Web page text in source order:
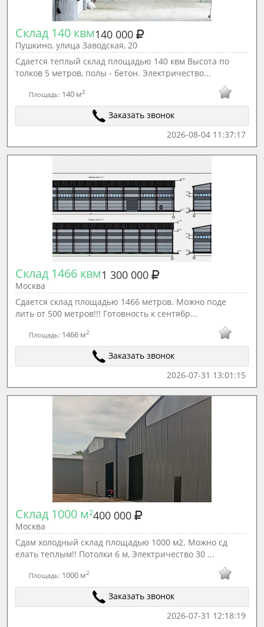
Склад 140 квм140 000
Пушкино, улица Заводская, 20
Сдается теплый склад площадью 140 квм Высота по
толков 5 метров, полы - бетон. Электричество...
Площадь: 140 м2
Заказать звонок
2026-08-04 11:37:17
Склад 1466 квм1 300 000
Москва
Сдается склад площадью 1466 метров. Можно поде
лить от 500 метров!!! Готовность к сентябр...
Площадь: 1466 м2
Заказать звонок
2026-07-31 13:01:15
Склад 1000 м²400 000
Москва
Сдам холодный склад площадью 1000 м2. Можно сд
елать теплым!! Потолки 6 м, Электричество 30 ...
Площадь: 1000 м2
Заказать звонок
2026-07-31 12:18:19